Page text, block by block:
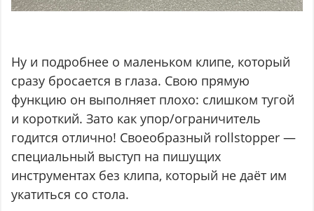
Ну и подробнее о маленьком клипе, который
сразу бросается в глаза. Свою прямую
функцию он выполняет плохо: слишком тугой
и короткий. Зато как упор/ограничитель
годится отлично! Своеобразный rollstopper —
специальный выступ на пишущих
инструментах без клипа, который не даёт им
укатиться со стола.